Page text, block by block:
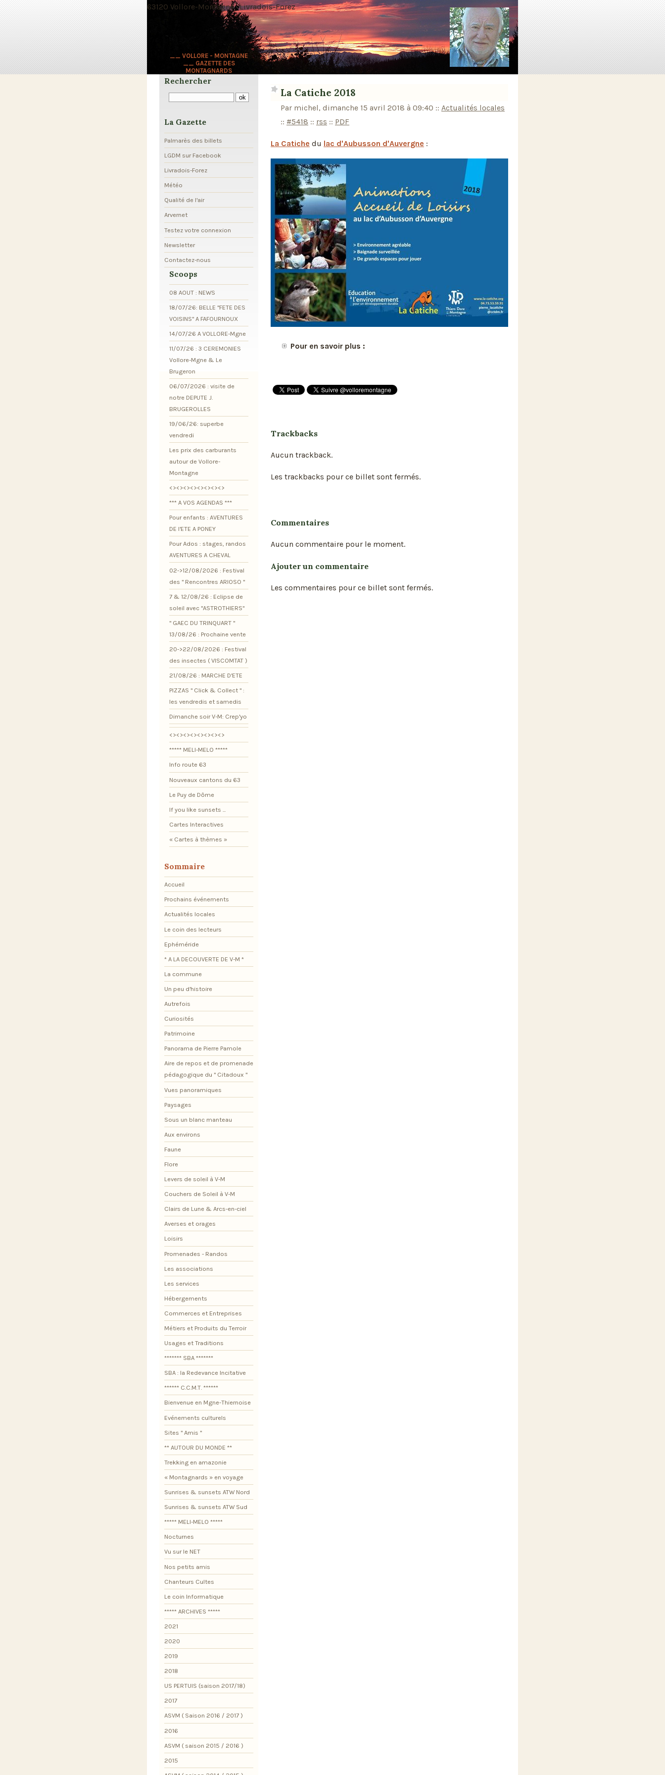
__ VOLLORE - MONTAGNE
__ GAZETTE DES
MONTAGNARDS
63120 Vollore-Montagne · Livradois-Forez
La Catiche 2018
Par michel, dimanche 15 avril 2018 à 09:40 :: Actualités locales
:: #5418 :: rss :: PDF
La Catiche du lac d'Aubusson d'Auvergne :
Pour en savoir plus :
Trackbacks
Aucun trackback.
Les trackbacks pour ce billet sont fermés.
Commentaires
Aucun commentaire pour le moment.
Ajouter un commentaire
Les commentaires pour ce billet sont fermés.
Rechercher
La Gazette
Palmarès des billets
LGDM sur Facebook
Livradois-Forez
Météo
Qualité de l'air
Arvernet
Testez votre connexion
Newsletter
Contactez-nous
Scoops
08 AOUT : NEWS
18/07/26: BELLE "FETE DES
VOISINS" A FAFOURNOUX
14/07/26 A VOLLORE-Mgne
11/07/26 : 3 CEREMONIES
Vollore-Mgne & Le
Brugeron
06/07/2026 : visite de
notre DEPUTE J.
BRUGEROLLES
19/06/26: superbe
vendredi
Les prix des carburants
autour de Vollore-
Montagne
<><><><><><><><>
*** A VOS AGENDAS ***
Pour enfants : AVENTURES
DE l'ETE A PONEY
Pour Ados : stages, randos
AVENTURES A CHEVAL
02->12/08/2026 : Festival
des " Rencontres ARIOSO "
7 & 12/08/26 : Eclipse de
soleil avec "ASTROTHIERS"
" GAEC DU TRINQUART "
13/08/26 : Prochaine vente
20->22/08/2026 : Festival
des insectes ( VISCOMTAT )
21/08/26 : MARCHE D'ETE
PIZZAS " Click & Collect " :
les vendredis et samedis
Dimanche soir V-M: Crep'yo
<><><><><><><><>
***** MELI-MELO *****
Info route 63
Nouveaux cantons du 63
Le Puy de Dôme
If you like sunsets ...
Cartes Interactives
« Cartes à thèmes »
Sommaire
Accueil
Prochains événements
Actualités locales
Le coin des lecteurs
Ephéméride
* A LA DECOUVERTE DE V-M *
La commune
Un peu d'histoire
Autrefois
Curiosités
Patrimoine
Panorama de Pierre Pamole
Aire de repos et de promenade
pédagogique du " Citadoux "
Vues panoramiques
Paysages
Sous un blanc manteau
Aux environs
Faune
Flore
Levers de soleil à V-M
Couchers de Soleil à V-M
Clairs de Lune & Arcs-en-ciel
Averses et orages
Loisirs
Promenades - Randos
Les associations
Les services
Hébergements
Commerces et Entreprises
Métiers et Produits du Terroir
Usages et Traditions
******* SBA *******
SBA : la Redevance Incitative
****** C.C.M.T. ******
Bienvenue en Mgne-Thiernoise
Evénements culturels
Sites " Amis "
** AUTOUR DU MONDE **
Trekking en amazonie
« Montagnards » en voyage
Sunrises & sunsets ATW Nord
Sunrises & sunsets ATW Sud
***** MELI-MELO *****
Nocturnes
Vu sur le NET
Nos petits amis
Chanteurs Cultes
Le coin Informatique
***** ARCHIVES *****
2021
2020
2019
2018
US PERTUIS (saison 2017/18)
2017
ASVM ( Saison 2016 / 2017 )
2016
ASVM ( saison 2015 / 2016 )
2015